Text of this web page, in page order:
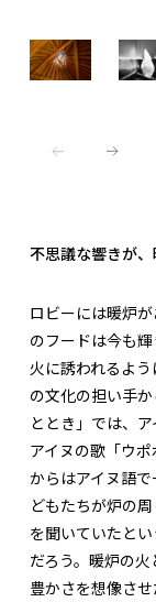
不思議な響きが
ロビーには暖炉
のフードは今も
火に誘われるよ
の文化の担い手
ととき」では、
アイヌの歌「ウ
からはアイヌ語
どもたちが炉の
を聞いていたと
だろう。暖炉の
豊かさを想像させ